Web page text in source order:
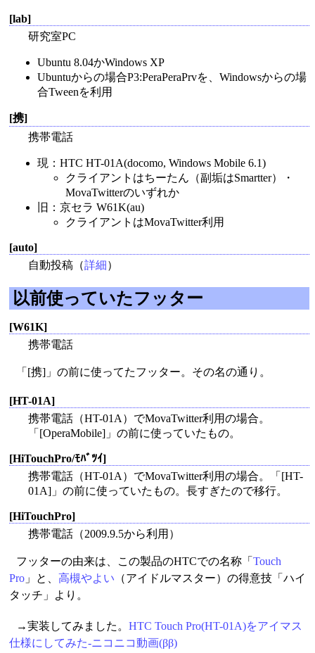
[lab]
研究室PC
Ubuntu 8.04かWindows XP
Ubuntuからの場合P3:PeraPeraPrvを、Windowsからの場
合Tweenを利用
[携]
携帯電話
現：HTC HT-01A(docomo, Windows Mobile 6.1)
クライアントはちーたん（副垢はSmartter）・
MovaTwitterのいずれか
旧：京セラ W61K(au)
クライアントはMovaTwitter利用
[auto]
自動投稿（詳細）
以前使っていたフッター
[W61K]
携帯電話
「[携]」の前に使ってたフッター。その名の通り。
[HT-01A]
携帯電話（HT-01A）でMovaTwitter利用の場合。
「[OperaMobile]」の前に使っていたもの。
[HiTouchPro/ﾓﾊﾞﾂｲ]
携帯電話（HT-01A）でMovaTwitter利用の場合。「[HT-
01A]」の前に使っていたもの。長すぎたので移行。
[HiTouchPro]
携帯電話（2009.9.5から利用）
フッターの由来は、この製品のHTCでの名称「 Touch
Pro 」と、 高槻やよい （アイドルマスター）の得意技「ハイ
タッチ」より。
→実装してみました。 HTC Touch Pro(HT-01A)をアイマス
仕様にしてみた‐ニコニコ動画(ββ)